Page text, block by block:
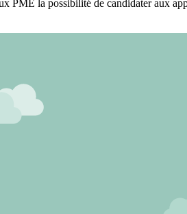
la possibilité de candidater aux